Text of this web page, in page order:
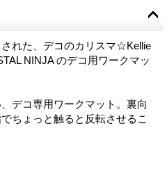
れた、デコのカリスマ☆Kellie
NINJA のデコ用ワークマッ
デコ専用ワークマット。裏向
ちょっと触ると反転させるこ